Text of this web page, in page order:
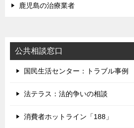
鹿児島の治療業者
公共相談窓口
国民生活センター：トラブル事例
法テラス：法的争いの相談
消費者ホットライン「188」